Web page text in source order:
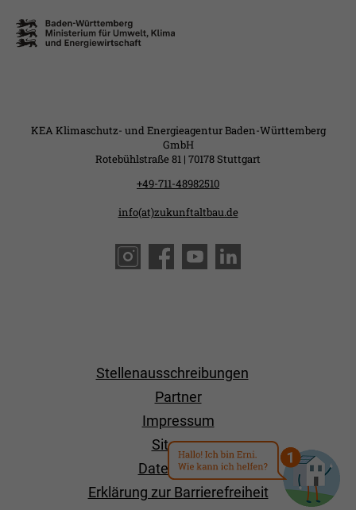
KEA Klimaschutz- und Energieagentur Baden-Württemberg
GmbH
Rotebühlstraße 81 | 70178 Stuttgart
+49-711-48982510
info(at)zukunftaltbau.de
Stellenausschreibungen
Partner
Impressum
Sitemap
Datenschutz
Erklärung zur Barrierefreiheit